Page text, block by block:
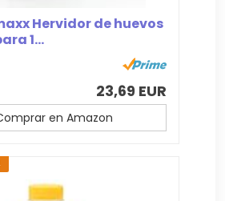
Hervidor de huevos
1...
23,69 EUR
en Amazon